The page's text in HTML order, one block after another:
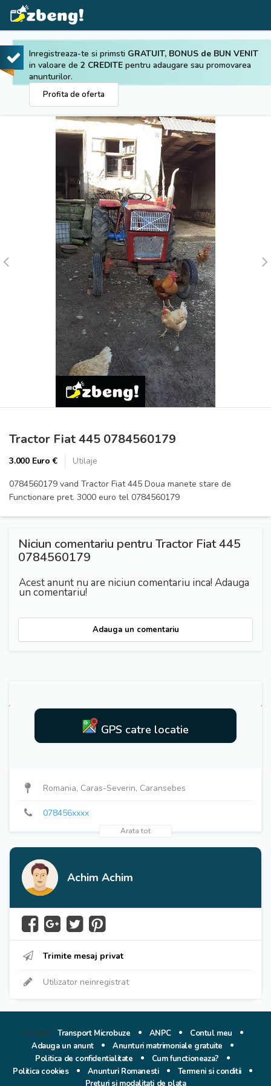
Inregistreaza-te si primsti GRATUIT, BONUS de BUN VENIT
in valoare de 2 CREDITE pentru adaugare sau promovarea
anunturilor.
Profita de oferta
Tractor Fiat 445 0784560179
3.000 Euro €
Utilaje
0784560179 vand Tractor Fiat 445 Doua manete stare de
Functionare pret. 3000 euro tel 0784560179
Niciun comentariu pentru Tractor Fiat 445
0784560179
Acest anunt nu are niciun comentariu inca! Adauga
un comentariu!
Adauga un comentariu
GPS catre locatie
Romania, Caras-Severin, Caransebes
078456xxxx
Arata tot
Achim Achim
Trimite mesaj privat
Utilizator neinregistrat
Parteneri:Transport Microbuze ANPC
Contul meu
Adauga un anunt
Anunturi matrimoniale gratuite
Politica de confidentialitate
Cum functioneaza?
Politica cookies
Anunturi Romanesti
Termeni si conditii
Preturi si modalitati de plata